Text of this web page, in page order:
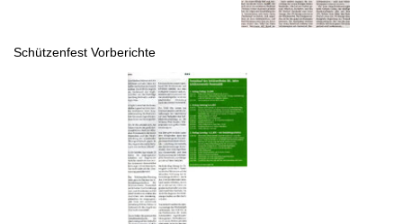
Schützenfest Vorberichte